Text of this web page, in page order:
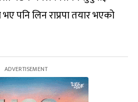
पनि लिन राप्रपा तयार भएको